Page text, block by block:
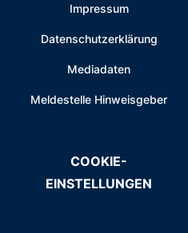
Impressum
Datenschutzerklärung
Mediadaten
Meldestelle Hinweisgeber
COOKIE-
EINSTELLUNGEN